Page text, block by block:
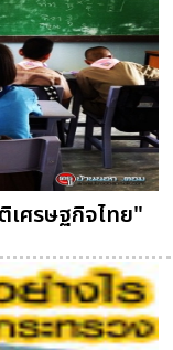
เศรษฐกิจไทย"